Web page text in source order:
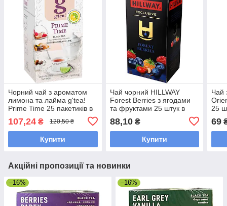
Чорний чай з ароматом
лимона та лайма g'tea!
Prime Time 25 пакетиків в
індивідуальних конвертах
107,24 ₴ 120,50 ₴
Купити
Чай чорний HILLWAY
Forest Berries з ягодами
та фруктами 25 штук в
конвертиках
88,10₴
Купити
Чай
25
69
Акційні пропозиції та новинки
–16% –16%